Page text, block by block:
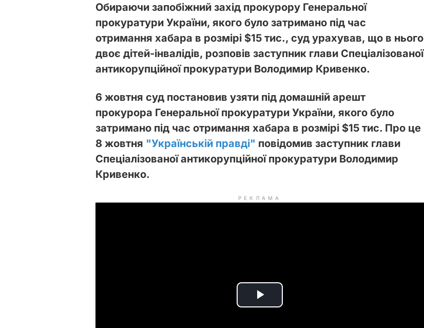
Обираючи запобіжний захід прокурору Генеральної
прокуратури України, якого було затримано під час
отримання хабара в розмірі $15 тис., суд урахував, що в нього
двоє дітей-інвалідів, розповів заступник глави Спеціалізованої
антикорупційної прокуратури Володимир Кривенко.
6 жовтня суд постановив узяти під домашній арешт
прокурора Генеральної прокуратури України, якого було
затримано під час отримання хабара в розмірі $15 тис. Про це
8 жовтня "Українській правді" повідомив заступник глави
Спеціалізованої антикорупційної прокуратури Володимир
Кривенко.
РЕКЛАМА
P